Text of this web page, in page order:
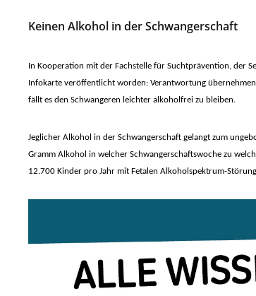
Keinen Alkohol in der Schwangerschaft
In Kooperation mit der Fachstelle für Suchtprävention, der
Infokarte veröffentlicht worden: Verantwortung
fällt es den Schwangeren leichter alkoholfrei zu bleiben.
Jeglicher Alkohol in der Schwangerschaft gelangt zum
Gramm Alkohol in welcher Schwangerschaftswoche zu
12.700 Kinder pro Jahr mit Fetalen Alkoholspektrum-